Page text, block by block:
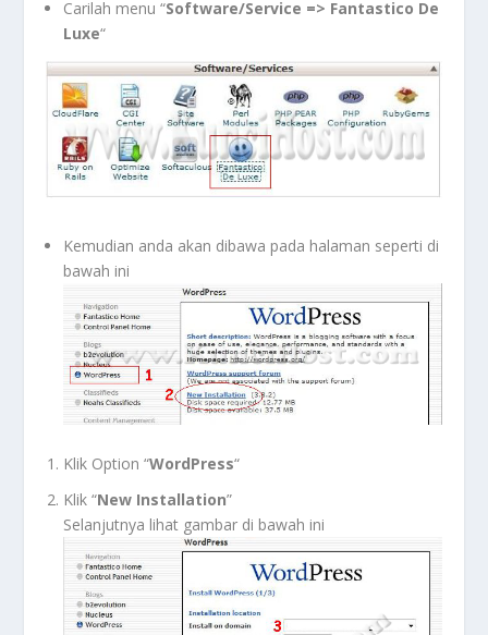
Carilah menu “Software/Service => Fantastico De
Luxe“
Kemudian anda akan dibawa pada halaman seperti di
bawah ini
Klik Option “WordPress“
Klik “New Installation”
Selanjutnya lihat gambar di bawah ini